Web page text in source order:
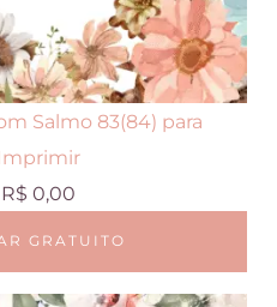
Salmo 83(84) para
Imprimir
R$ 0,00
GRATUITO